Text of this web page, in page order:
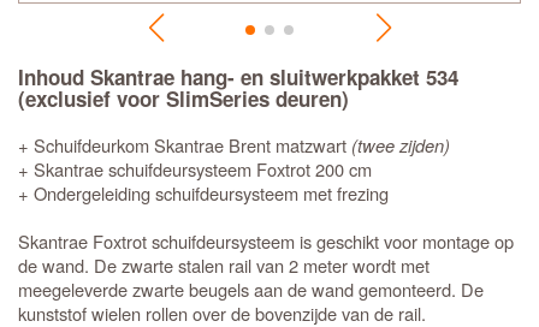
Inhoud Skantrae hang- en sluitwerkpakket 534
(exclusief voor SlimSeries deuren)
+ Schuifdeurkom Skantrae Brent matzwart (twee zijden)
+ Skantrae schuifdeursysteem Foxtrot 200 cm
+ Ondergeleiding schuifdeursysteem met frezing
Skantrae Foxtrot schuifdeursysteem is geschikt voor montage op
de wand. De zwarte stalen rail van 2 meter wordt met
meegeleverde zwarte beugels aan de wand gemonteerd. De
kunststof wielen rollen over de bovenzijde van de rail.